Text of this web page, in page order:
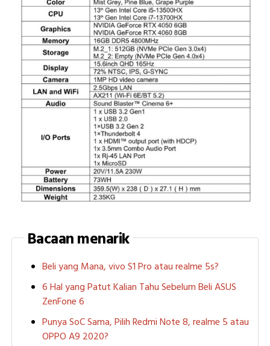
Bacaan menarik
Beli yang Mana, vivo S1 Pro atau realme 5s?
6 Hal yang Patut Kalian Tahu Sebelum Beli ASUS
ZenFone 6
Punya SoC Sama, Pilih Redmi Note 8, realme 5 atau
OPPO A9 2020?